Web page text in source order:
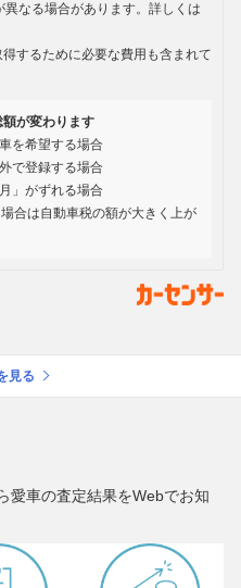
なる場合があります。詳しくは
するために必要な費用も含まれて
額が変わります
を希望する場合
で登録する場合
」がずれる場合
合は自動車税の額が大きく上が
見る
愛車の査定結果をWebでお知